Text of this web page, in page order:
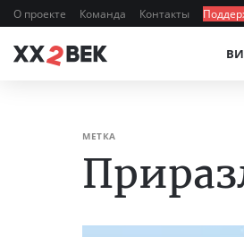
О проекте Команда Контакты
МЕТКА